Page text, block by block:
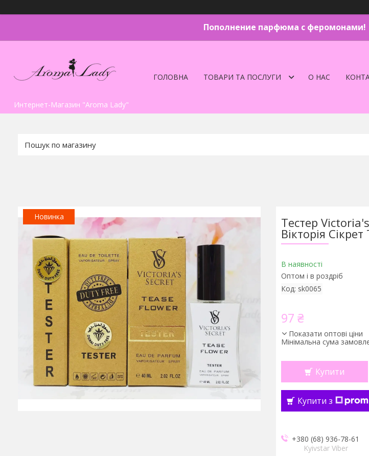
Пополнение парфюма с феромонами!
Интернет-Магазин "Aroma Lady"
ГОЛОВНА ТОВАРИ ТА ПОСЛУГИ О НАС
Новинка Тестер
Вікторія
В наявності
Оптом і в роздріб
Код: sk0065
97 ₴
Показати оптові ціни
Мінімальна сума
Купити
Купити з
+380 (68) 936-78-61
Kyivstar Viber